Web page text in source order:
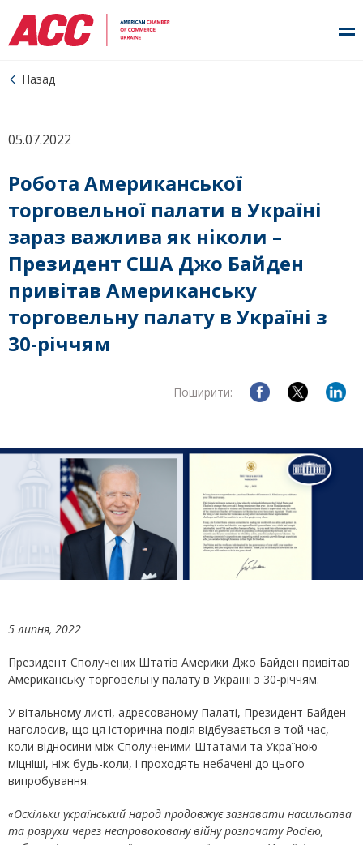
Назад
05.07.2022
Робота Американської
торговельної палати в Україні
зараз важлива як ніколи –
Президент США Джо Байден
привітав Американську
торговельну палату в Україні з
30-річчям
Поширити:
5липня, 2022
Президент Сполучених Штатів Америки Джо Байден привітав
Американську торговельну палату в Україні з 30-річчям.
У вітальному листі, адресованому Палаті, Президент Байден
наголосив, що ця історична подія відбувається в той час,
коли відносини між Сполученими Штатами та Україною
міцніші, ніж будь-коли, і проходять небачені до цього
випробування.
«Оскільки український народ продовжує зазнавати насильства
та розрухи через неспровоковану війну розпочату Росією,